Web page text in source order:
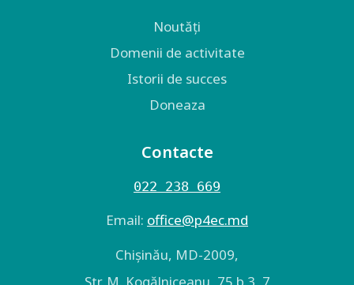
Noutăți
Domenii de activitate
Istorii de succes
Doneaza
Contacte
022 238 669
Email: оffice@p4ec.md
Chişinău, MD-2009,